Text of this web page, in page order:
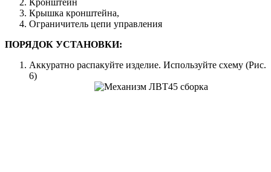
Кронштейн
Крышка кронштейна,
Ограничитель цепи управления
ПОРЯДОК УСТАНОВКИ:
Аккуратно распакуйте изделие. Используйте схему (Рис.
6)